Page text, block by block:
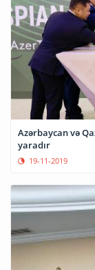
Azərbaycan və
yaradır
19-11-2019